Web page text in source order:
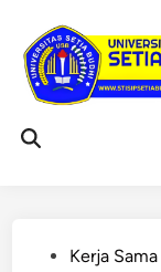
content
Open
PostedKerja Sama